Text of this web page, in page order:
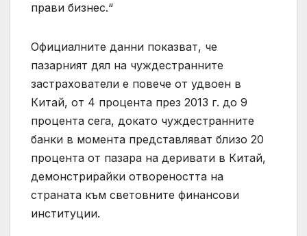
прави бизнес.“
Официалните данни показват, че
пазарният дял на чуждестранните
застрахователи е повече от удвоен в
Китай, от 4 процента през 2013 г. до 9
процента сега, докато чуждестранните
банки в момента представляват близо 20
процента от пазара на деривати в Китай,
демонстрирайки отвореността на
страната към световните финансови
институции.